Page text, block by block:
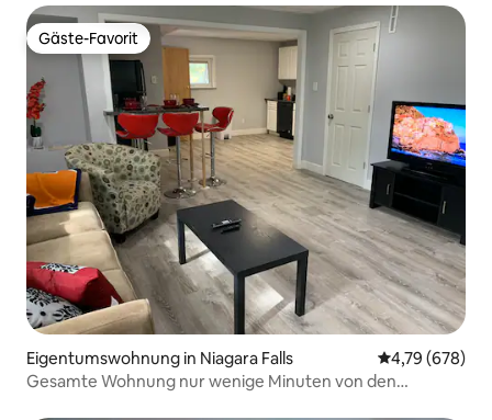
Gäste-Favorit
Gäste-Favorit
Eigentumswohnung in Niagara Falls
4,79 (678)
Gesamte Wohnung nur wenige Minuten von den